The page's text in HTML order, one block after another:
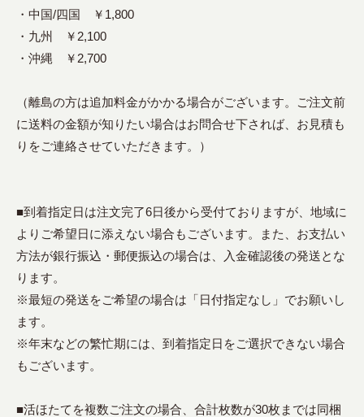
・中国/四国 ￥1,800
・九州 ￥2,100
・沖縄 ￥2,700
（離島の方は追加料金がかかる場合がございます。ご注文前
に送料の金額が知りたい場合はお問合せ下されば、お見積も
りをご連絡させていただきます。）
■到着指定日は注文完了6日後から受付ておりますが、地域に
よりご希望日に添えない場合もございます。また、お支払い
方法が銀行振込・郵便振込の場合は、入金確認後の発送とな
ります。
※最短の発送をご希望の場合は「日付指定なし」でお願いし
ます。
※年末などの繁忙期には、到着指定日をご選択できない場合
もございます。
■活ほたてを複数ご注文の場合、合計枚数が30枚までは同梱